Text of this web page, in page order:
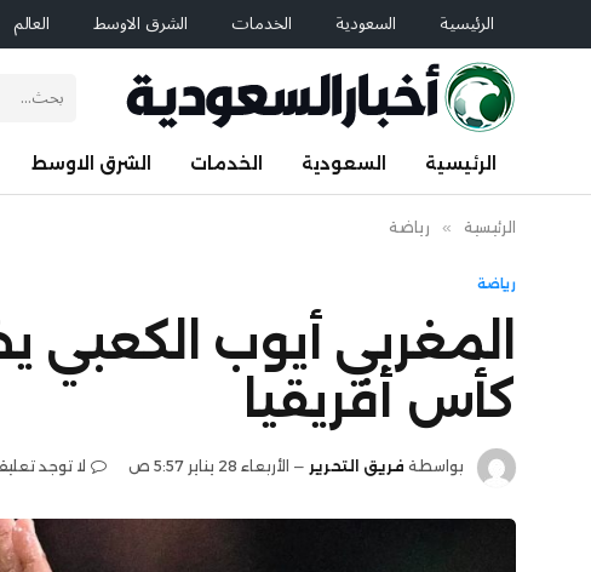
الرئيسية السعودية الخدمات الشرق الاوسط العالم
الرئيسية السعودية الخدمات الشرق الاوسط
الرئيسية » رياضة
رياضة
المغربي أيوب الكعبي
كأس أفريقيا
بواسطة فريق التحرير الأربعاء 28 يناير 5:57 ص لا توجد